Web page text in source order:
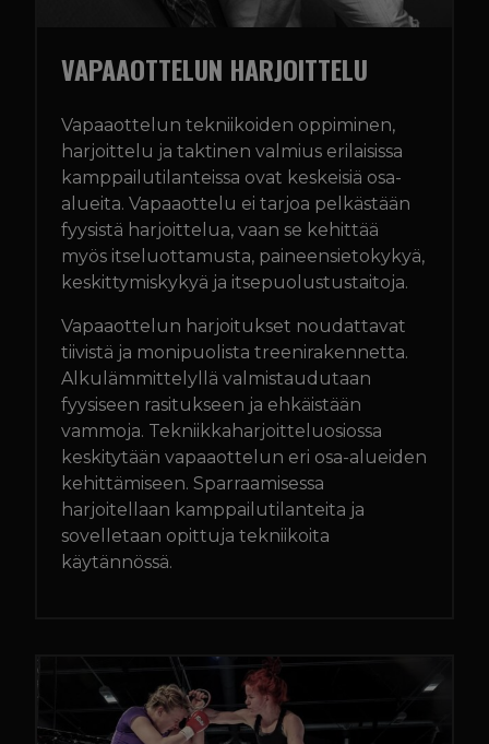
VAPAAOTTELUN HARJOITTELU
Vapaaottelun tekniikoiden oppiminen,
harjoittelu ja taktinen valmius erilaisissa
kamppailutilanteissa ovat keskeisiä osa-
alueita. Vapaaottelu ei tarjoa pelkästään
fyysistä harjoittelua, vaan se kehittää
myös itseluottamusta, paineensietokykyä,
keskittymiskykyä ja itsepuolustustaitoja.
Vapaaottelun harjoitukset noudattavat
tiivistä ja monipuolista treenirakennetta.
Alkulämmittelyllä valmistaudutaan
fyysiseen rasitukseen ja ehkäistään
vammoja. Tekniikkaharjoitteluosiossa
keskitytään vapaaottelun eri osa-alueiden
kehittämiseen. Sparraamisessa
harjoitellaan kamppailutilanteita ja
sovelletaan opittuja tekniikoita
käytännössä.